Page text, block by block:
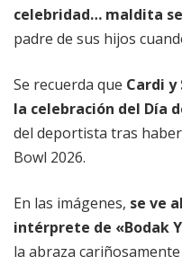
celebridad… maldita
padre de sus hijos
Se recuerda que Cardi
la celebración del Día
del deportista tras
Bowl 2026.
En las imágenes, se ve
intérprete de «Bodak
la abraza